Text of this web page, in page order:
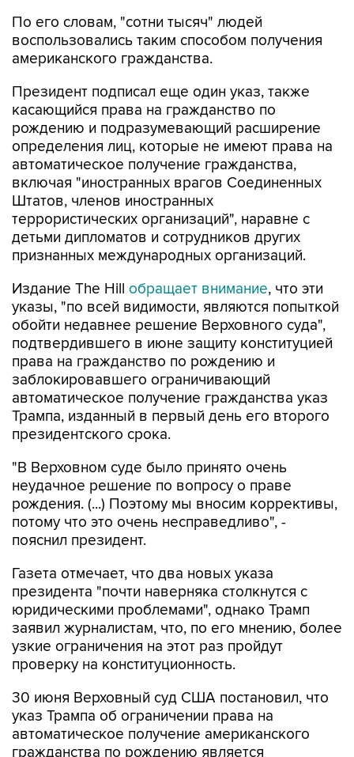
По его словам, "сотни тысяч" людей
воспользовались таким способом получения
американского гражданства.
Президент подписал еще один указ, также
касающийся права на гражданство по
рождению и подразумевающий расширение
определения лиц, которые не имеют права на
автоматическое получение гражданства,
включая "иностранных врагов Соединенных
Штатов, членов иностранных
террористических организаций", наравне с
детьми дипломатов и сотрудников других
признанных международных организаций.
Издание The Hill обращает внимание, что эти
указы, "по всей видимости, являются попыткой
обойти недавнее решение Верховного суда",
подтвердившего в июне защиту конституцией
права на гражданство по рождению и
заблокировавшего ограничивающий
автоматическое получение гражданства указ
Трампа, изданный в первый день его второго
президентского срока.
"В Верховном суде было принято очень
неудачное решение по вопросу о праве
рождения. (...) Поэтому мы вносим коррективы,
потому что это очень несправедливо", -
пояснил президент.
Газета отмечает, что два новых указа
президента "почти наверняка столкнутся с
юридическими проблемами", однако Трамп
заявил журналистам, что, по его мнению, более
узкие ограничения на этот раз пройдут
проверку на конституционность.
30 июня Верховный суд США постановил, что
указ Трампа об ограничении права на
автоматическое получение американского
гражданства по рождению является